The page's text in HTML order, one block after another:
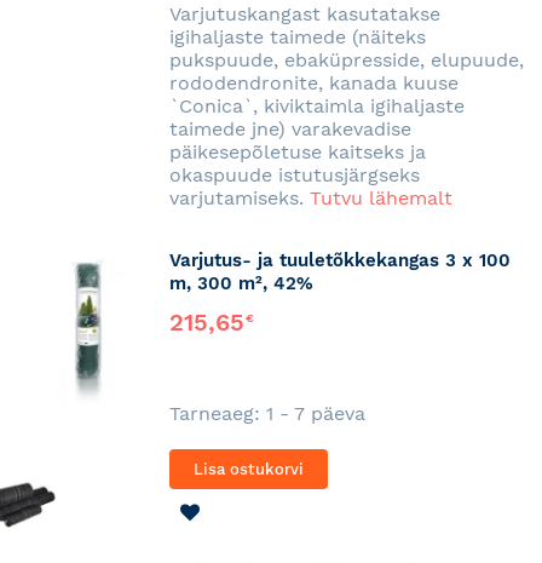
Varjutuskangast kasutatakse
igihaljaste taimede (näiteks
pukspuude, ebaküpresside, elupuude,
rododendronite, kanada kuuse
`Conica`, kiviktaimla igihaljaste
taimede jne) varakevadise
päikesepõletuse kaitseks ja
okaspuude istutusjärgseks
varjutamiseks. Tutvu lähemalt
Varjutus- ja tuuletõkkekangas 3 x 100
m, 300 m², 42%
215,65€
Tarneaeg: 1 - 7 päeva
Lisa ostukorvi